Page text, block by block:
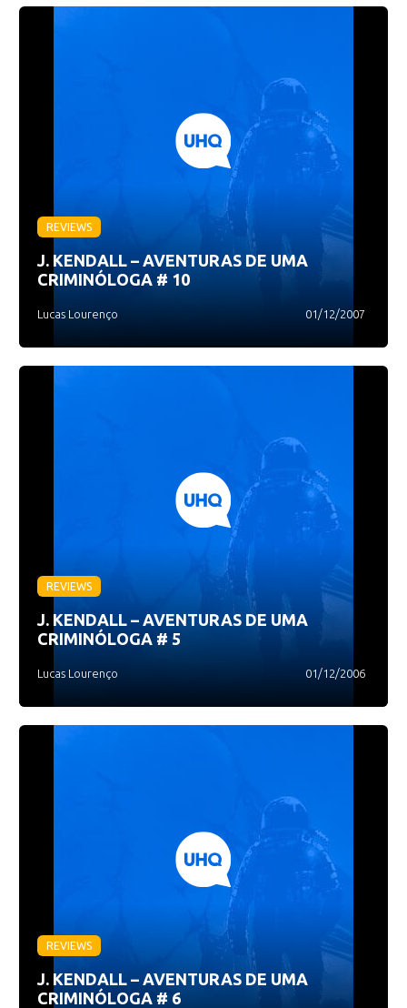
REVIEWS
J. KENDALL – AVENTURAS DE UMA
CRIMINÓLOGA # 10
Lucas Lourenço 01/12/2007
REVIEWS
J. KENDALL – AVENTURAS DE UMA
CRIMINÓLOGA # 5
Lucas Lourenço 01/12/2006
REVIEWS
J. KENDALL – AVENTURAS DE UMA
CRIMINÓLOGA # 6